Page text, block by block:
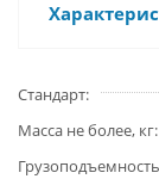
Стандарт
Масса не более, кг